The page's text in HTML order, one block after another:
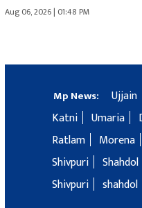
Aug 06, 2026 | 01:48 PM
Mp News: Ujjain
Katni
Umaria
Ratlam
Morena
Shivpuri
Shahdol
Shivpuri
shahdol